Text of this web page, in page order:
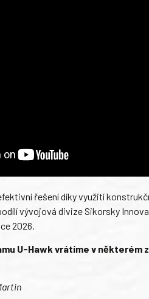
řešení díky využití
vývojová divize Sikorsky
2026.
U-Hawk vrátíme v některém